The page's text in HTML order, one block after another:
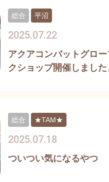
アクアコンバットグロ
クショップ開催しました
2025.07.22
総合 平沼
ついつい気になるやつ
2025.07.18
総合 ★TAM★